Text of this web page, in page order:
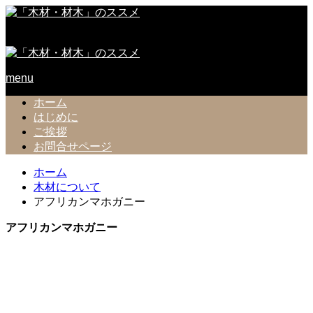
menu
ホーム
はじめに
ご挨拶
お問合せページ
ホーム
木材について
アフリカンマホガニー
アフリカンマホガニー